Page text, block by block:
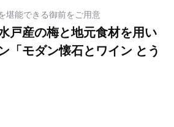
堪能できる御前をご用意
戸産の梅と地元食材を用い
「モダン懐石とワイン とう